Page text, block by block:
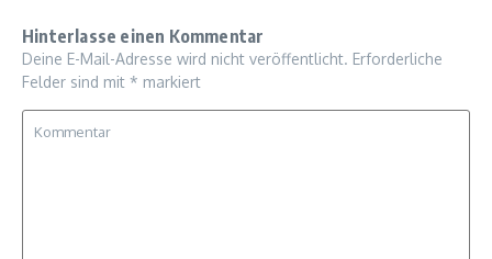
Hinterlasse einen Kommentar
Deine E-Mail-Adresse wird nicht veröffentlicht. Erforderliche
Felder sind mit * markiert